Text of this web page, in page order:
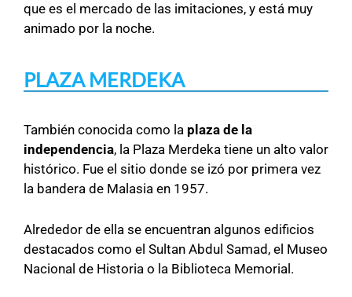
que es el mercado de las imitaciones, y está muy
animado por la noche.
PLAZA MERDEKA
También conocida como la plaza de la
independencia, la Plaza Merdeka tiene un alto valor
histórico. Fue el sitio donde se izó por primera vez
la bandera de Malasia en 1957.
Alrededor de ella se encuentran algunos edificios
destacados como el Sultan Abdul Samad, el Museo
Nacional de Historia o la Biblioteca Memorial.